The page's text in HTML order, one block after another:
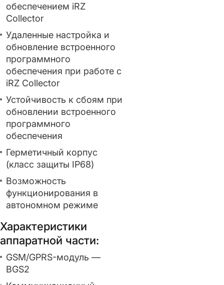
обеспечением iRZ
Collector
Удаленные настройка и
обновление встроенного
программного
обеспечения при работе с
iRZ Collector
Устойчивость к сбоям при
обновлении встроенного
программного
обеспечения
Герметичный корпус
(класс защиты IP68)
Возможность
функционирования в
автономном режиме
Характеристики
аппаратной части:
GSM/GPRS-модуль —
BGS2